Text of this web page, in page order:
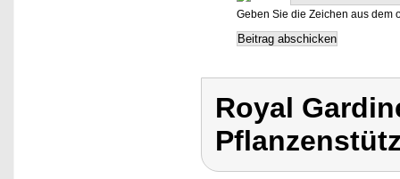
Geben Sie die Zeichen aus dem
Royal